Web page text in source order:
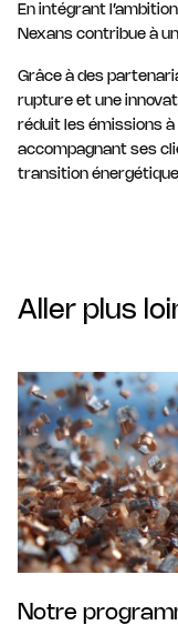
En intégrant
Nexans contribue à
Grâce à des
rupture et une
réduit les émissions à
accompagnant ses
transition
Aller plus
Notre